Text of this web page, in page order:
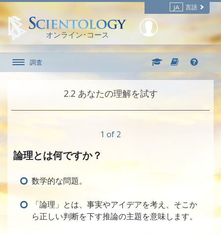
JA 言語
オンライン･コース
調査
2.‎2 あなたの理解を試す
1 of 2
論理とは何ですか？
数学的な問題。
「論理」とは、事実やアイデアを考え、そこか
ら正しい判断を下す推論の主題を意味します。